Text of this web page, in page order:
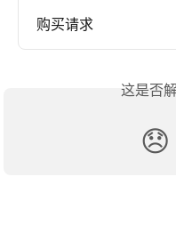
购买请求
这是否
😞